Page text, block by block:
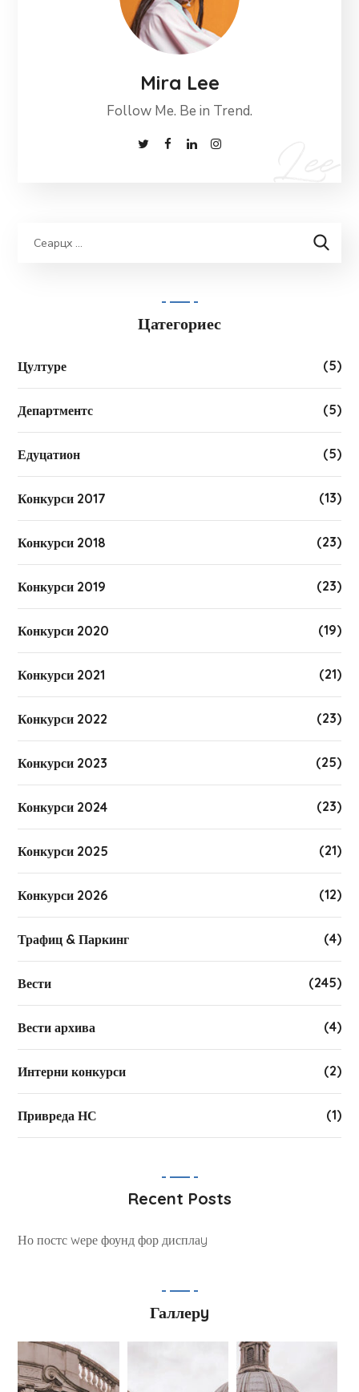
Mira Lee
Follow Me. Be in Trend.
Цатегориес
Цултуре (5)
Департментс (5)
Едуцатион (5)
Конкурси 2017 (13)
Конкурси 2018 (23)
Конкурси 2019 (23)
Конкурси 2020 (19)
Конкурси 2021 (21)
Конкурси 2022 (23)
Конкурси 2023 (25)
Конкурси 2024 (23)
Конкурси 2025 (21)
Конкурси 2026 (12)
Трафиц & Паркинг (4)
Вести (245)
Вести архива (4)
Интерни конкурси (2)
Привреда НС (1)
Recent Posts
Но постс wере фоунд фор дисплаy
Галлерy